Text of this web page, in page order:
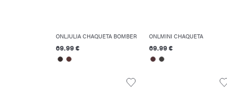
ONLJULIA CHAQUETA BOMBER
69.99 €
ONLMINI CHAQUETA
69.99 €